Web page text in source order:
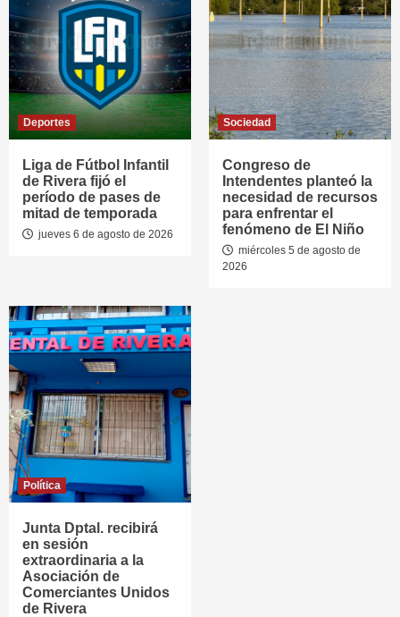
Deportes
Liga de Fútbol Infantil
de Rivera fijó el
período de pases de
mitad de temporada
jueves 6 de agosto de 2026
Sociedad
Congreso de
Intendentes planteó la
necesidad de recursos
para enfrentar el
fenómeno de El Niño
miércoles 5 de agosto de
2026
Política
Junta Dptal. recibirá
en sesión
extraordinaria a la
Asociación de
Comerciantes Unidos
de Rivera